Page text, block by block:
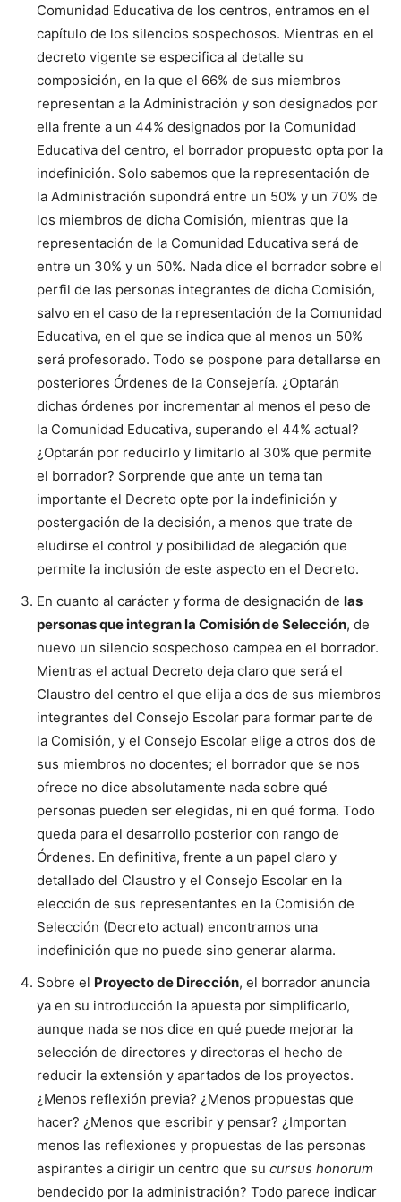
Comunidad Educativa de los centros, entramos en el
capítulo de los silencios sospechosos. Mientras en el
decreto vigente se especifica al detalle su
composición, en la que el 66% de sus miembros
representan a la Administración y son designados por
ella frente a un 44% designados por la Comunidad
Educativa del centro, el borrador propuesto opta por la
indefinición. Solo sabemos que la representación de
la Administración supondrá entre un 50% y un 70% de
los miembros de dicha Comisión, mientras que la
representación de la Comunidad Educativa será de
entre un 30% y un 50%. Nada dice el borrador sobre el
perfil de las personas integrantes de dicha Comisión,
salvo en el caso de la representación de la Comunidad
Educativa, en el que se indica que al menos un 50%
será profesorado. Todo se pospone para detallarse en
posteriores Órdenes de la Consejería. ¿Optarán
dichas órdenes por incrementar al menos el peso de
la Comunidad Educativa, superando el 44% actual?
¿Optarán por reducirlo y limitarlo al 30% que permite
el borrador? Sorprende que ante un tema tan
importante el Decreto opte por la indefinición y
postergación de la decisión, a menos que trate de
eludirse el control y posibilidad de alegación que
permite la inclusión de este aspecto en el Decreto.
En cuanto al carácter y forma de designación de las
personas que integran la Comisión de Selección, de
nuevo un silencio sospechoso campea en el borrador.
Mientras el actual Decreto deja claro que será el
Claustro del centro el que elija a dos de sus miembros
integrantes del Consejo Escolar para formar parte de
la Comisión, y el Consejo Escolar elige a otros dos de
sus miembros no docentes; el borrador que se nos
ofrece no dice absolutamente nada sobre qué
personas pueden ser elegidas, ni en qué forma. Todo
queda para el desarrollo posterior con rango de
Órdenes. En definitiva, frente a un papel claro y
detallado del Claustro y el Consejo Escolar en la
elección de sus representantes en la Comisión de
Selección (Decreto actual) encontramos una
indefinición que no puede sino generar alarma.
Sobre el Proyecto de Dirección, el borrador anuncia
ya en su introducción la apuesta por simplificarlo,
aunque nada se nos dice en qué puede mejorar la
selección de directores y directoras el hecho de
reducir la extensión y apartados de los proyectos.
¿Menos reflexión previa? ¿Menos propuestas que
hacer? ¿Menos que escribir y pensar? ¿Importan
menos las reflexiones y propuestas de las personas
aspirantes a dirigir un centro que su cursus honorum
bendecido por la administración? Todo parece indicar